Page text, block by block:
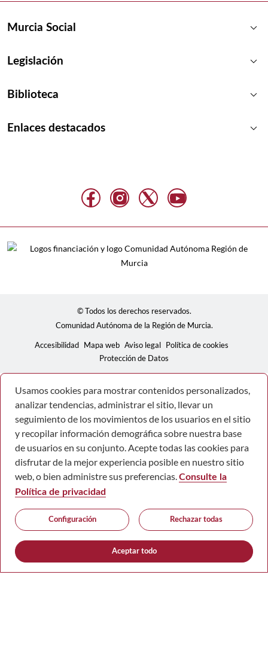
Murcia Social keyboard_arrow_down
Legislación keyboard_arrow_down
Biblioteca keyboard_arrow_down
Enlaces destacados keyboard_arrow_down
© Todos los derechos reservados.
Comunidad Autónoma de la Región de Murcia.
Accesibilidad Mapa web Aviso legal Política de cookies
Protección de Datos
Usamos cookies para mostrar contenidos personalizados,
analizar tendencias, administrar el sitio, llevar un
seguimiento de los movimientos de los usuarios en el sitio
y recopilar información demográfica sobre nuestra base
de usuarios en su conjunto. Acepte todas las cookies para
disfrutar de la mejor experiencia posible en nuestro sitio
web, o bien administre sus preferencias.Consulte la
Política de privacidad
Configuración
Aceptar todo
Rechazar todas